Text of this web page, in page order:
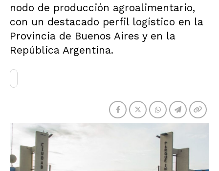
nodo de producción agroalimentario,
con un destacado perfil logístico en la
Provincia de Buenos Aires y en la
República Argentina.